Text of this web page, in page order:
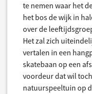
te nemen waar het
het bos de wijk in
over de
Het zal zich
vertalen in een
skatebaan op een
voordeur dat wil
natuurspeeltuin op